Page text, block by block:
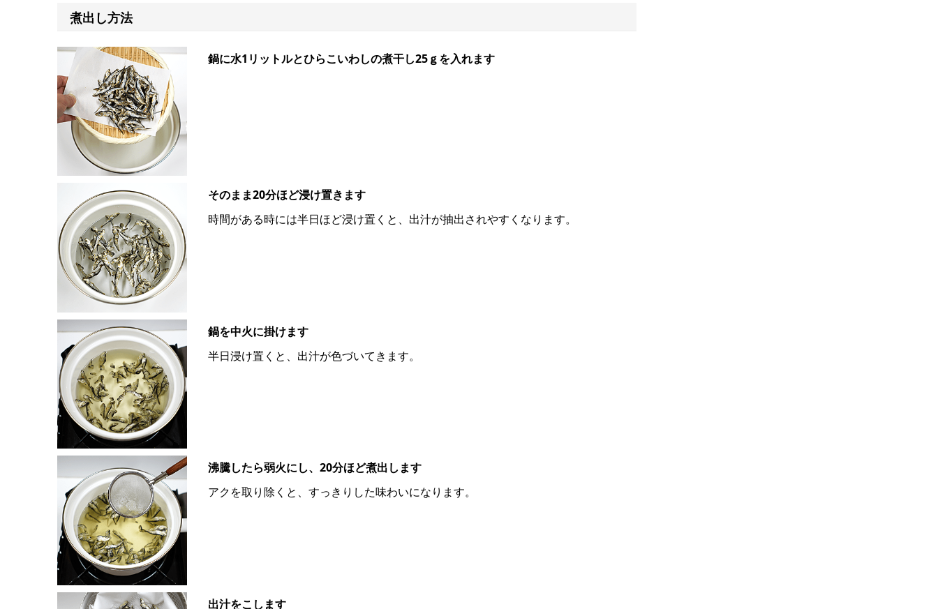
煮出し方法
鍋に水1リットルとひらこいわしの煮干し25ｇを入れます
そのまま20分ほど浸け置きます
時間がある時には半日ほど浸け置くと、出汁が抽出されやすくなります。
鍋を中火に掛けます
半日浸け置くと、出汁が色づいてきます。
沸騰したら弱火にし、20分ほど煮出します
アクを取り除くと、すっきりした味わいになります。
出汁をこします